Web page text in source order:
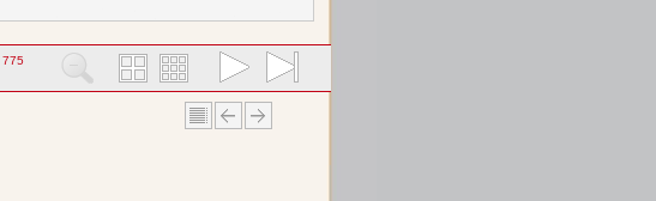
775